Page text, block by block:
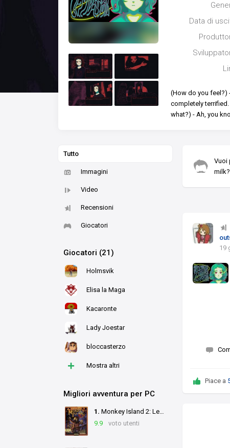
Data di
(How do you feel?)
completely
what?) - Ah, you
Tutto
Immagini
Video
Recensioni
Giocatori
Giocatori (21)
Holmsvik
Elisa la Maga
Kacaronte
Lady Joestar
bloccasterzo
+ Mostra altri
Migliori avventura per PC
1. Monkey Island 2: LeChuck's Revenge
9.9
voto utenti
Vuoi
milk?
19
Piace a